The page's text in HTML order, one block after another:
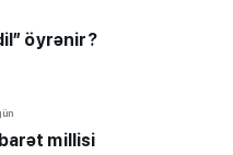
öyrənir?
millisi